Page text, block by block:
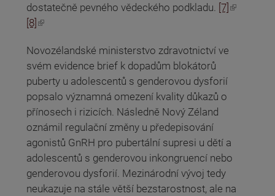
dostatečně pevného vědeckého podkladu. [7]
(odkaz je externí)
[8]
(odkaz je externí)
Novozélandské ministerstvo zdravotnictví ve
svém evidence brief k dopadům blokátorů
puberty u adolescentů s genderovou dysforií
popsalo významná omezení kvality důkazů o
přínosech i rizicích. Následně Nový Zéland
oznámil regulační změny u předepisování
agonistů GnRH pro pubertální supresi u dětí a
adolescentů s genderovou inkongruencí nebo
genderovou dysforií. Mezinárodní vývoj tedy
neukazuje na stále větší bezstarostnost, ale na